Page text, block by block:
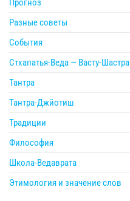
Прогноз
Разные советы
События
Стхапатья-Веда — Васту-Шастра
Тантра
Тантра-Джйотиш
Традиции
Философия
Школа-Ведаврата
Этимология и значение слов